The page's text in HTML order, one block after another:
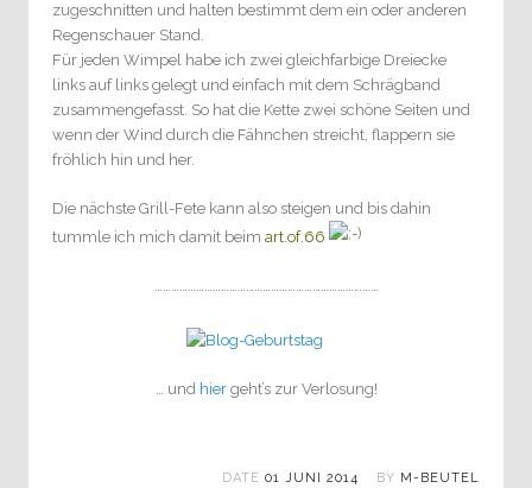
zugeschnitten und halten bestimmt dem ein oder anderen
Regenschauer Stand.
Für jeden Wimpel habe ich zwei gleichfarbige Dreiecke
links auf links gelegt und einfach mit dem Schrägband
zusammengefasst. So hat die Kette zwei schöne Seiten und
wenn der Wind durch die Fähnchen streicht, flappern sie
fröhlich hin und her.
Die nächste Grill-Fete kann also steigen und bis dahin
tummle ich mich damit beim art.of.66
………………………………………………………………………
… und hiergeht’s zur Verlosung!
DATE 01 JUNI 2014 BY M-BEUTEL